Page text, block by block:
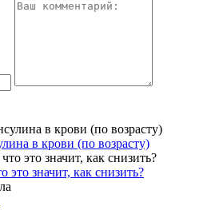
в крови (по возрасту)
значит, как снизить?